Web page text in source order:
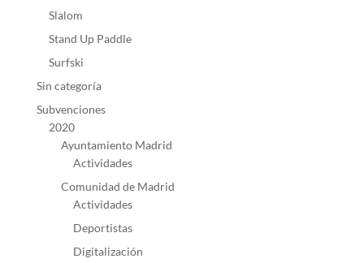
Slalom
Stand Up Paddle
Surfski
Sin categoría
Subvenciones
2020
Ayuntamiento Madrid
Actividades
Comunidad de Madrid
Actividades
Deportistas
Digitalización